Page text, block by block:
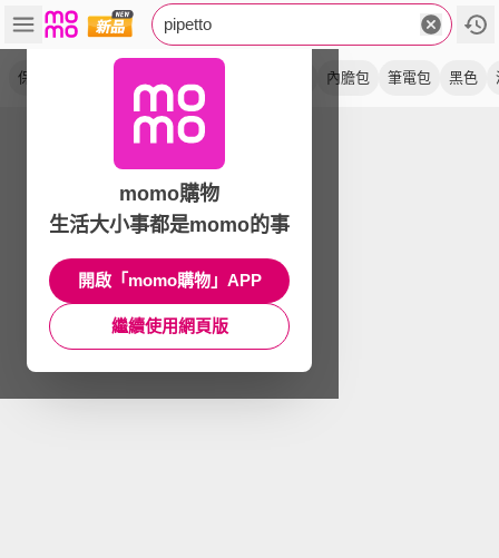
pipetto
保護套 內膽包 筆電包 黑色
momo購物
生活大小事都是momo的事
開啟「momo購物」APP
繼續使用網頁版